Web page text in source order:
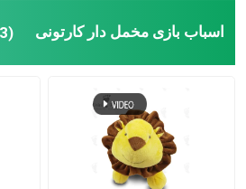
اسباب بازی مخمل دار کارتونی (13)